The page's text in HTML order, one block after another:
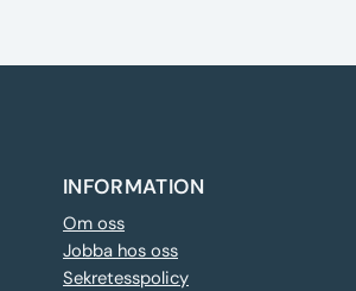
INFORMATION
Om oss
Jobba hos oss
Sekretesspolicy